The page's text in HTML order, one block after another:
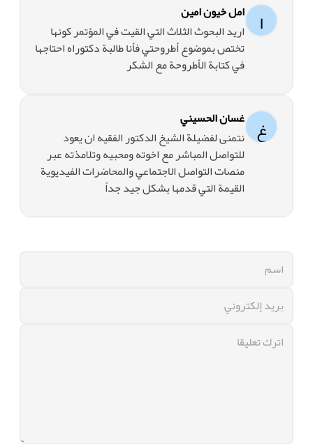
ا
امل خيون امين
اريد البحوث الثلاث التي القيت في المؤتمر كونها
تختص بموضوع أطروحتي فأنا طالبة دكتوراه احتاجها
في كتابة الأطروحة مع الشكر
غ غسان الحسيني
نتمنى لفضيلة الشيخ الدكتور الفقيه ان يعود
للتواصل المباشر مع اخوته ومحبيه وتلامذته عبر
منصات التواصل الاجتماعي والمحاضرات الفيديوية
القيمة التي قدمها بشكل جيد جداً